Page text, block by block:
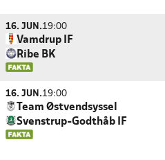
16. JUN.19:00
Vamdrup IF
Ribe BK
16. JUN.19:00
Team Østvendsyssel
Svenstrup-Godthåb IF